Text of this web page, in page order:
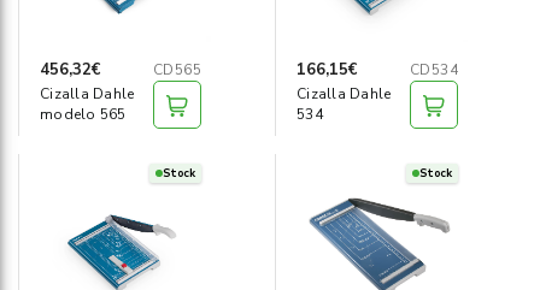
Tinta y tóner
Informática ›
Mobiliario
456,32€
CD565
Cizalla Dahle
modelo 565
166,15€
CD534
Cizalla Dahle
534
Stock Stock